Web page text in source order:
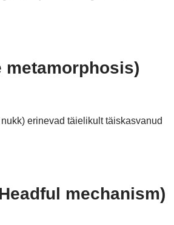
metamorphosis)
erinevad täielikult täiskasvanud
mechanism)